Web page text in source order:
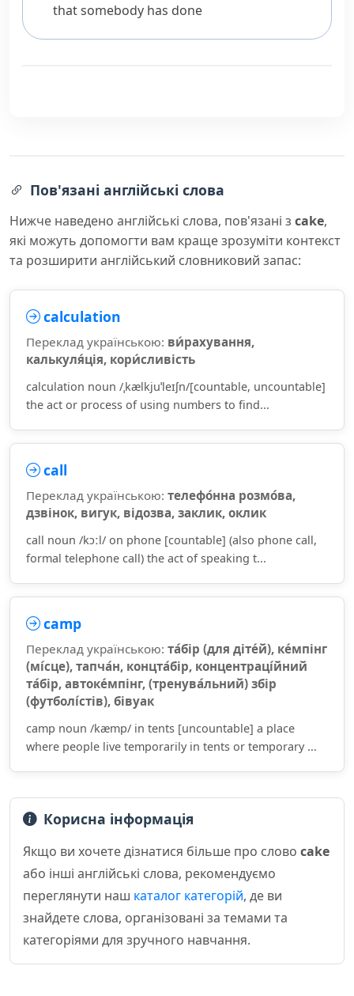
that somebody has done
Пов'язані англійські слова
Нижче наведено англійські слова, пов'язані з cake,
які можуть допомогти вам краще зрозуміти контекст
та розширити англійський словниковий запас:
calculation
Переклад українською: ви́рахування,
калькуля́ція, кори́сливість
calculation noun /ˌkælkjuˈleɪʃn/[countable, uncountable]
the act or process of using numbers to find...
call
Переклад українською: телефо́нна розмо́ва,
дзвінок, вигук, відозва, заклик, оклик
call noun /kɔːl/ on phone [countable] (also phone call,
formal telephone call) the act of speaking t...
camp
Переклад українською: та́бір (для діте́й), ке́мпінг
(мі́сце), тапча́н, концта́бір, концентраці́йний
та́бір, автоке́мпінг, (тренува́льний) збір
(футболі́стів), бівуак
camp noun /kæmp/ in tents [uncountable] a place
where people live temporarily in tents or temporary ...
Корисна інформація
Якщо ви хочете дізнатися більше про слово cake
або інші англійські слова, рекомендуємо
переглянути наш каталог категорій, де ви
знайдете слова, організовані за темами та
категоріями для зручного навчання.